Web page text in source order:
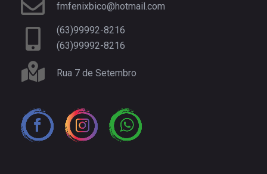
fmfenixbico@hotmail.com
(63)99992-8216
(63)99992-8216
Rua 7 de Setembro